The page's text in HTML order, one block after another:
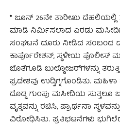
*ಜೂನ್ 26ನೇ ತಾರೀಖು
ಮಾಡಿ ನಿರ್ಮಿಸಲಾದ ಎರಡು
ಸಂಘಟನೆ ದೂರು ನೀಡಿದ ಸಂಬಂಧ
ಕಾರ್ಪೊರೇಶನ್, ಸ್ಥಳೀಯ ಪೊಲೀಸ್
ಜೊತೆಗೂಡಿ ಬುಲ್ಡೋಜರ್‌ಗಳನ್ನು
ಪ್ರದೇಶವು ಉದ್ವಿಗ್ನಗೊಂಡಿತು.
ದೊಡ್ಡ ಗುಂಪು ಮಸೀದಿಯ ಸುತ್ತಲೂ
ವೃತ್ತವನ್ನು ರಚಿಸಿ, ಪ್ರಾರ್ಥನಾ
ವಿರೋಧಿಸಿತು. ಪ್ರತಿಭಟನೆಗಳು